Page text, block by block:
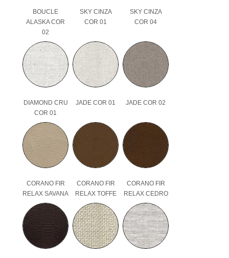
BOUCLE
ALASKA COR
02
SKY CINZA
COR 01
SKY CINZA
COR 04
DIAMOND CRU
COR 01
JADE COR 01 JADE COR 02
CORANO FIR
RELAX SAVANA
CORANO FIR
RELAX TOFFE
CORANO FIR
RELAX CEDRO